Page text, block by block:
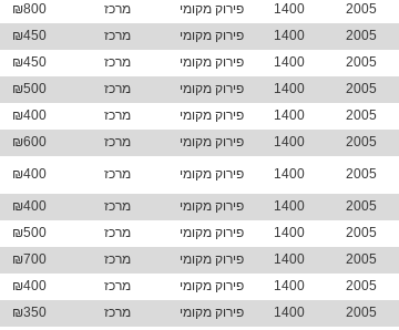
2005
1400 פירוק מקומי מרכז ₪800
2005
1400 פירוק מקומי מרכז ₪450
2005
1400 פירוק מקומי מרכז ₪450
2005
1400 פירוק מקומי מרכז ₪500
2005
1400 פירוק מקומי מרכז ₪400
2005
1400 פירוק מקומי מרכז ₪600
2005
1400 פירוק מקומי מרכז ₪400
2005
1400 פירוק מקומי מרכז ₪400
2005
1400 פירוק מקומי מרכז ₪500
2005
1400 פירוק מקומי מרכז ₪700
2005
1400 פירוק מקומי מרכז ₪400
2005
1400 פירוק מקומי מרכז ₪350